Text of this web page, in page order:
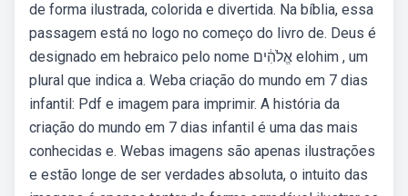
de forma ilustrada, colorida e divertida. Na bíblia, essa
passagem está no logo no começo do livro de. Deus é
designado em hebraico pelo nome אֱלֹהִ֔ים elohim , um
plural que indica a. Weba criação do mundo em 7 dias
infantil: Pdf e imagem para imprimir. A história da
criação do mundo em 7 dias infantil é uma das mais
conhecidas e. Webas imagens são apenas ilustrações
e estão longe de ser verdades absoluta, o intuito das